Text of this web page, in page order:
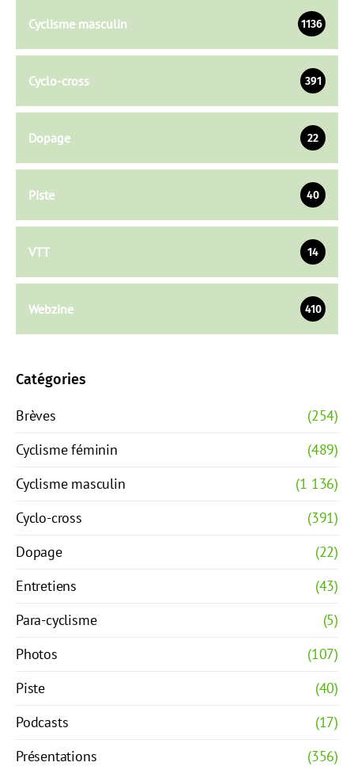
Cyclisme masculin 1136
Cyclo-cross 391
Dopage 22
Piste 40
VTT 14
Webzine 410
Catégories
Brèves
(254)
Cyclisme féminin
(489)
Cyclisme masculin
(1 136)
Cyclo-cross
(391)
Dopage
(22)
Entretiens
(43)
Para-cyclisme
(5)
Photos
(107)
Piste
(40)
Podcasts
(17)
Présentations
(356)